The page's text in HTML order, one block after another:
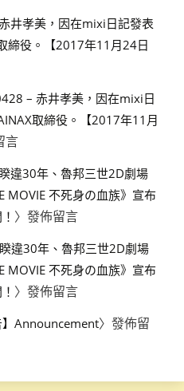
井孝美，因在mixi日記發表
締役。【2017年11月24日
– 赤井孝美，因在mixi日
取締役。【2017年11月
言
違30年、魯邦三世2D劇場
MOVIE 不死身の血族》宣布
〉發佈留言
違30年、魯邦三世2D劇場
MOVIE 不死身の血族》宣布
〉發佈留言
】Announcement〉發佈留